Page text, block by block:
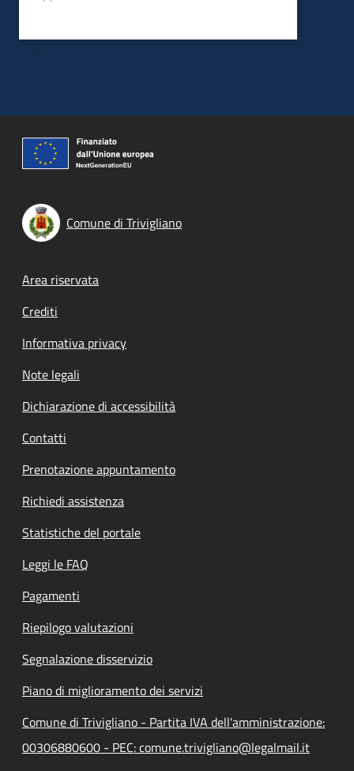
Comune di Trivigliano
Footer menu
Area riservata
Crediti
Informativa privacy
Note legali
Dichiarazione di accessibilità
Contatti
Prenotazione appuntamento
Richiedi assistenza
Statistiche del portale
Leggi le FAQ
Pagamenti
Riepilogo valutazioni
Segnalazione disservizio
Piano di miglioramento dei servizi
Comune di Trivigliano - Partita IVA dell'amministrazione:
00306880600 - PEC: comune.trivigliano@legalmail.it